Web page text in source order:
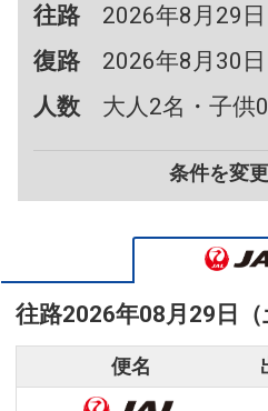
往路
2026年8月29
復路
2026年8月30
人数
大人2名・子供
条件を変
往路2026年08月29日（
便名